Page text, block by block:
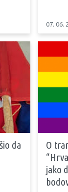
07. 06.
da
O
jako